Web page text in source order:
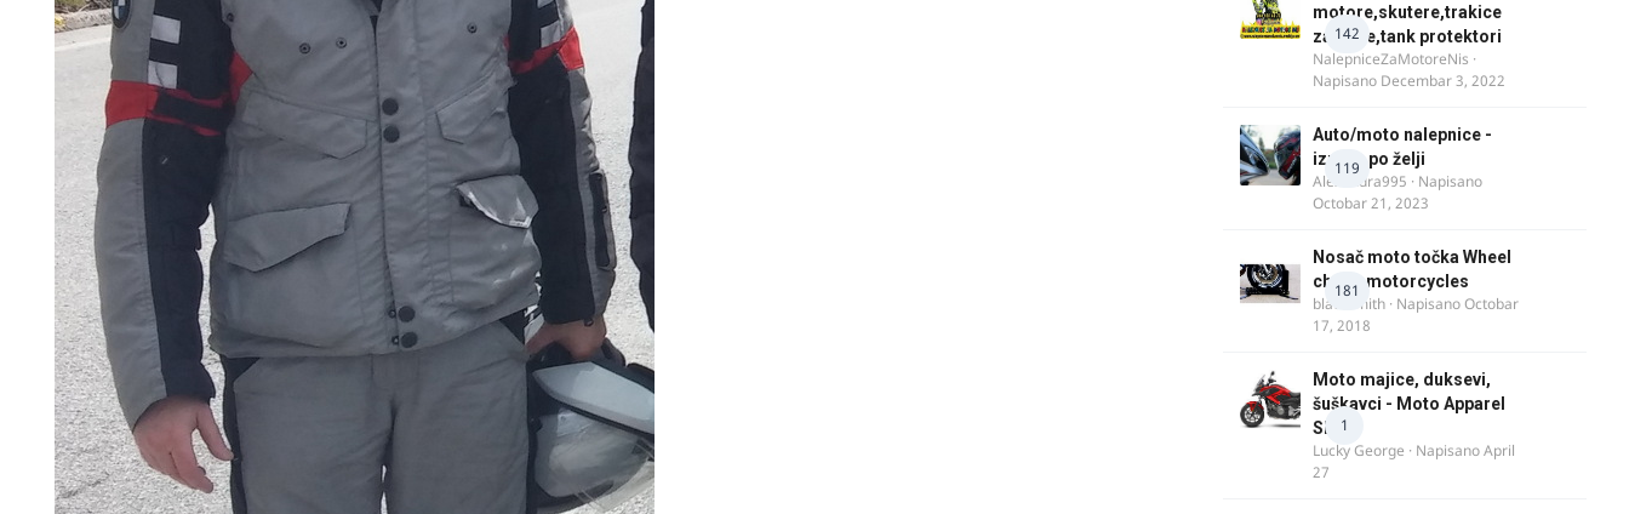
142
motore,skutere,trakice
za felne,tank protektori
NalepniceZaMotoreNis ·
Napisano Decembar 3, 2022
119
Auto/moto nalepnice -
izrada po želji
Alexandra995 · Napisano
Octobar 21, 2023
181
Nosač moto točka Wheel
chock motorcycles
blacksmith · NapisanoOctobar
17, 2018
1
Moto majice, duksevi,
šuškavci - Moto Apparel
SRB
Lucky George · NapisanoApril
27